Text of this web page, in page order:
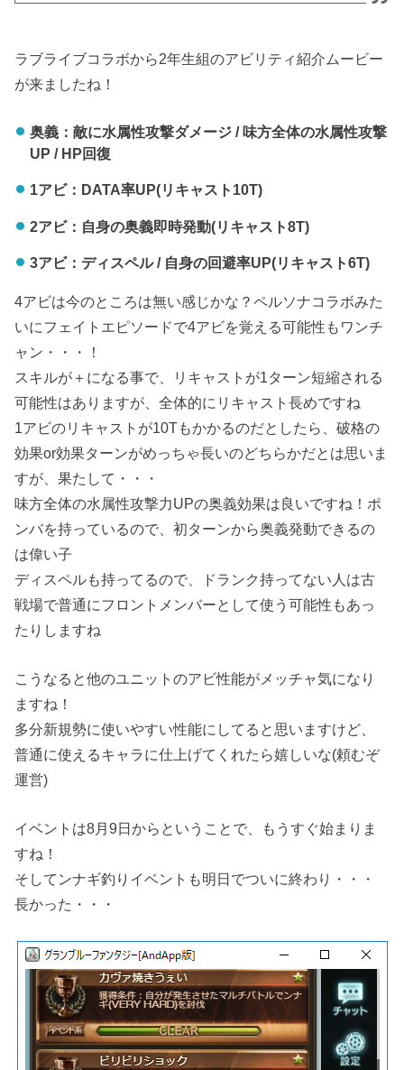
ラブライブコラボから2年生組のアビリティ紹介ムービー
が来ましたね！
奥義：敵に水属性攻撃ダメージ / 味方全体の水属性攻撃
UP / HP回復
1アビ：DATA率UP(リキャスト10T)
2アビ：自身の奥義即時発動(リキャスト8T)
3アビ：ディスペル / 自身の回避率UP(リキャスト6T)
4アビは今のところは無い感じかな？ペルソナコラボみた
いにフェイトエピソードで4アビを覚える可能性もワンチ
ャン・・・！
スキルが＋になる事で、リキャストが1ターン短縮される
可能性はありますが、全体的にリキャスト長めですね
1アビのリキャストが10Tもかかるのだとしたら、破格の
効果or効果ターンがめっちゃ長いのどちらかだとは思いま
すが、果たして・・・
味方全体の水属性攻撃力UPの奥義効果は良いですね！ポ
ンバを持っているので、初ターンから奥義発動できるの
は偉い子
ディスペルも持ってるので、ドランク持ってない人は古
戦場で普通にフロントメンバーとして使う可能性もあっ
たりしますね
こうなると他のユニットのアビ性能がメッチャ気になり
ますね！
多分新規勢に使いやすい性能にしてると思いますけど、
普通に使えるキャラに仕上げてくれたら嬉しいな(頼むぞ
運営)
イベントは8月9日からということで、もうすぐ始まりま
すね！
そしてンナギ釣りイベントも明日でついに終わり・・・
長かった・・・